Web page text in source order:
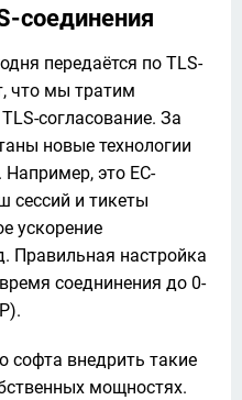
соединения
передаётся по TLS-
что мы тратим
согласование. За
новые технологии
Например, это EC-
сессий и тикеты
ускорение
Правильная настройка
соеднинения до 0-
софта внедрить такие
мощностях.